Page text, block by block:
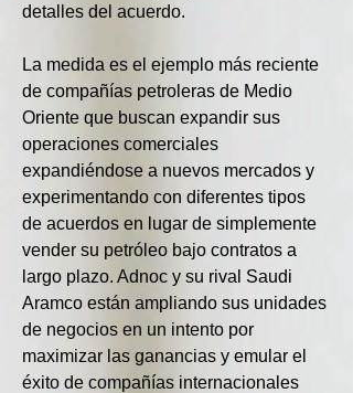
detalles del acuerdo.
La medida es el ejemplo más reciente
de compañías petroleras de Medio
Oriente que buscan expandir sus
operaciones comerciales
expandiéndose a nuevos mercados y
experimentando con diferentes tipos
de acuerdos en lugar de simplemente
vender su petróleo bajo contratos a
largo plazo. Adnoc y su rival Saudi
Aramco están ampliando sus unidades
de negocios en un intento por
maximizar las ganancias y emular el
éxito de compañías internacionales